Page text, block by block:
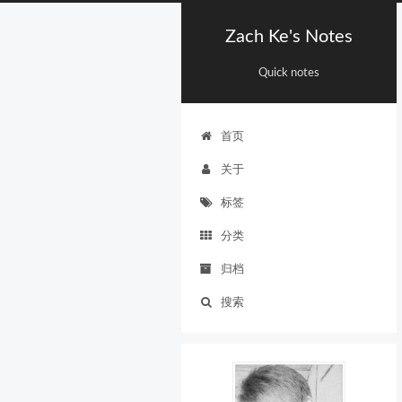
Zach Ke's Notes
Quick notes
首页
关于
标签
分类
归档
搜索